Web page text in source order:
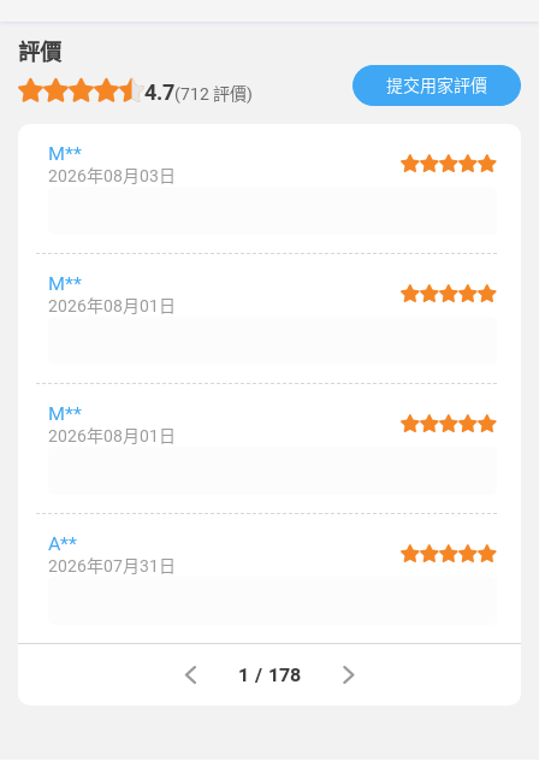
評價
4.7(712 評價) 提交用家評價​
M**
2026年08月03日
M**
2026年08月01日
M**
2026年08月01日
A**
2026年07月31日
1 / 178